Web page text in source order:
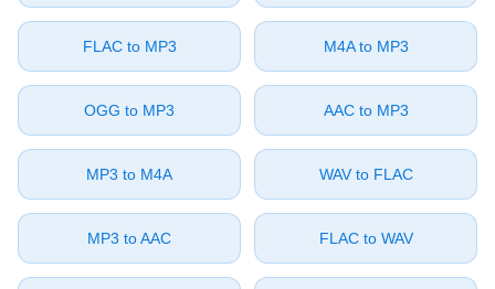
⁦FLAC⁩ to ⁦MP3⁩ ⁦M4A⁩ to ⁦MP3⁩
⁦OGG⁩ to ⁦MP3⁩ ⁦AAC⁩ to ⁦MP3⁩
⁦MP3⁩ to ⁦M4A⁩ ⁦WAV⁩ to ⁦FLAC⁩
⁦MP3⁩ to ⁦AAC⁩ ⁦FLAC⁩ to ⁦WAV⁩